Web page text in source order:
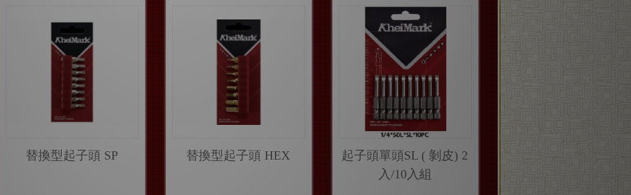
替換型起子頭 SP 替換型起子頭 HEX
起子頭單頭SL ( 剝皮) 2
入/10入組